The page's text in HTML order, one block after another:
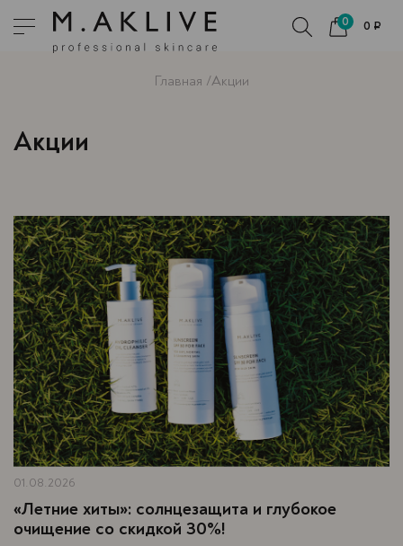
0 0 ₽
Главная Акции
Акции
01.08.2026
«Летние хиты»: солнцезащита и глубокое
очищение со скидкой 30%!